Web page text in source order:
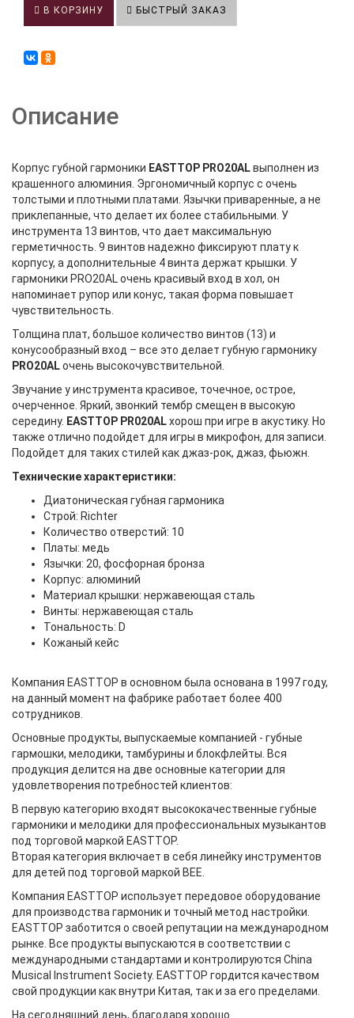
В КОРЗИНУ БЫСТРЫЙ ЗАКАЗ
Описание
Корпус губной гармоники EASTTOP PRO20ALвыполнен из
крашенного алюминия. Эргономичный корпус с очень
толстыми и плотными платами. Язычки приваренные, а не
приклепанные, что делает их более стабильными. У
инструмента 13 винтов, что дает максимальную
герметичность. 9 винтов надежно фиксируют плату к
корпусу, а дополнительные 4 винта держат крышки. У
гармоники PRO20AL очень красивый вход в хол, он
напоминает рупор или конус, такая форма повышает
чувствительность.
Толщина плат, большое количество винтов (13) и
конусообразный вход – все это делает губную гармонику
PRO20ALочень высокочувствительной.
Звучание у инструмента красивое, точечное, острое,
очерченное. Яркий, звонкий тембр смещен в высокую
середину. EASTTOP PR020ALхорош при игре в акустику. Но
также отлично подойдет для игры в микрофон, для записи.
Подойдет для таких стилей как джаз-рок, джаз, фьюжн.
Технические характеристики:
Диатоническая губная гармоника
Строй: Richter
Количество отверстий: 10
Платы: медь
Язычки: 20, фосфорная бронза
Корпус: алюминий
Материал крышки: нержавеющая сталь
Винты: нержавеющая сталь
Тональность: D
Кожаный кейс
Компания EASTTOP в основном была основана в 1997 году,
на данный момент на фабрике работает более 400
сотрудников.
Основные продукты, выпускаемые компанией - губные
гармошки, мелодики, тамбурины и блокфлейты. Вся
продукция делится на две основные категории для
удовлетворения потребностей клиентов:
В первую категорию входят высококачественные губные
гармоники и мелодики для профессиональных музыкантов
под торговой маркой EASTTOP.
Вторая категория включает в себя линейку инструментов
для детей под торговой маркой BEE.
Компания EASTTOP использует передовое оборудование
для производства гармоник и точный метод настройки.
EASTTOP заботится о своей репутации на международном
рынке. Все продукты выпускаются в соответствии с
международными стандартами и контролируются China
Musical Instrument Society. EASTTOP гордится качеством
свой продукции как внутри Китая, так и за его пределами.
На сегодняшний день, благодаря хорошо